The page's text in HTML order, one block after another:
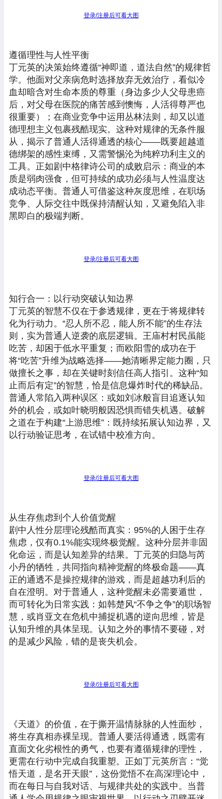
登录/注册后可看大图
遵循理性与人性平衡
丁元英的决策始终遵循“神即道，道法自然”的规律哲
学。他面对父亲病危时选择放弃无效治疗，看似冷
血却暗含对生命本质的尊重（身边多少人父母患癌
后，对父母在医院的痛苦感到懊悔，人活得尊严也
很重要）；在商业竞争中运用丛林法则，却又以道
德理想主义包裹残酷现实。这种对规律的无条件服
从，揭示了普通人活得通透的核心——既要超越道
德绑架的感性束缚，又需警惕沦为纯粹功利主义的
工具。正如剧中格律诗公司的成败启示：商业的本
质是弱肉强食，但可持续的成功必须与人性温度达
成动态平衡。普通人可借鉴这种灰度思维，在职场
竞争、人际交往中既保持清醒认知，又避免陷入非
黑即白的极端判断。
登录/注册后可看大图
知行合一：以行动突破认知边界
丁元英的智慧不仅在于参透规律，更在于将规律转
化为行动力。“忍人所不忍，能人所不能”的生存法
则，实为普通人逆袭的底层逻辑。王庙村村民虽能
吃苦，却困于低水平重复；而欧阳雪的成功在于
将“吃苦”升维为战略选择——她清晰界定能力圈，只
做擅长之事，却在关键时刻信任高人指引。这种“知
止而后有定”的智慧，恰是信息爆炸时代的稀缺品。
普通人常陷入两种误区：或如刘冰般盲目追逐认知
外的机会，或如叶晓明般因恐惧而错失机遇。破解
之道在于构建“上游思维”：既持续拓展认知边界，又
以行动验证思考，在试错中校准方向。
登录/注册后可看大图
从生存焦虑到个人价值觉醒
剧中人性分层理论残酷而真实：95%的人困于生存
焦虑，仅有0.1%能实现终极觉醒。这种分层并非固
化命运，而是认知差异的结果。丁元英的归隐与芮
小丹的牺牲，共同指向精神觉醒的终极命题——真
正的通透不是操控规律的游戏，而是超越功利后的
自在澄明。对于普通人，这种觉醒未必需要遁世，
而可转化为日常实践：如韩楚风“不争之争”的职场智
慧，或肖亚文在危机中捕捉机遇的逆向思维，皆是
认知升维的具体呈现。认知之外的事情不要碰，对
的是减少风险，错的是丧失机会。
登录/注册后可看大图
《天道》的价值，在于撕开温情脉脉的人性面纱，
将生存真相赤裸呈现。普通人要活得通透，既需有
直面文化劣根性的勇气，也要有遵循规律的理性，
更需在行动中完成自我重塑。正如丁元英所言：“觉
悟天道，是名开天眼”，这份觉悟不在高深理论中，
而在每日与自我对话、与规律共处的实践中。当普